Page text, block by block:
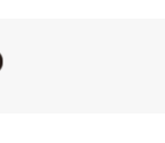
るセットアップス